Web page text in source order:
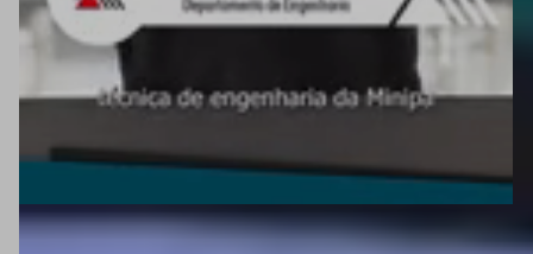
MOSTRAR FILTROS